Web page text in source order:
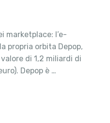
marketplace: l’e-
propria orbita Depop,
di 1,2 miliardi di
Depop è …